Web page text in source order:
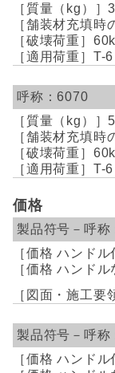
T-6
6070
T-6
価格